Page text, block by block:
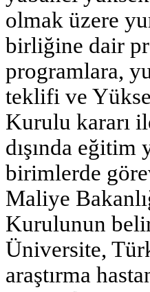
olmak üzere
birliğine dair
programlara,
teklifi ve
Kurulu kararı
dışında
birimlerde
Maliye
Kurulunun
Üniversite,
araştırma